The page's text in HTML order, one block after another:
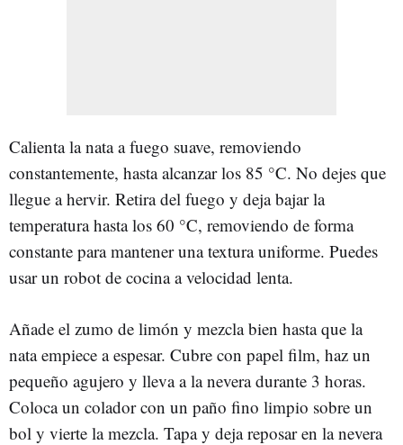
Calienta la nata a fuego suave, removiendo
constantemente, hasta alcanzar los 85 °C. No dejes que
llegue a hervir. Retira del fuego y deja bajar la
temperatura hasta los 60 °C, removiendo de forma
constante para mantener una textura uniforme. Puedes
usar un robot de cocina a velocidad lenta.
Añade el zumo de limón y mezcla bien hasta que la
nata empiece a espesar. Cubre con papel film, haz un
pequeño agujero y lleva a la nevera durante 3 horas.
Coloca un colador con un paño fino limpio sobre un
bol y vierte la mezcla. Tapa y deja reposar en la nevera